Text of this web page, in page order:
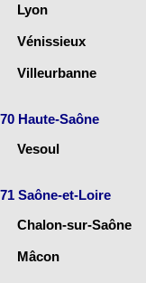
Lyon
Vénissieux
Villeurbanne
70 Haute-Saône
Vesoul
71 Saône-et-Loire
Chalon-sur-Saône
Mâcon